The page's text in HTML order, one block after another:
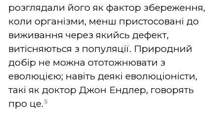
розглядали його як фактор збереження,
коли організми, менш пристосовані до
виживання через якийсь дефект,
витісняються з популяції. Природний
добір не можна ототожнювати з
еволюцією; навіть деякі еволюціоністи,
такі як доктор Джон Ендлер, говорять
про це. 5